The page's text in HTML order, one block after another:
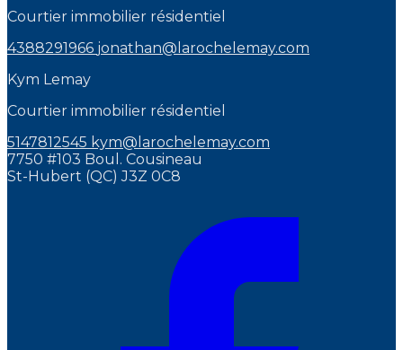
Courtier immobilier résidentiel
4388291966 jonathan@larochelemay.com
Kym Lemay
Courtier immobilier résidentiel
5147812545 kym@larochelemay.com
7750 #103 Boul. Cousineau
St-Hubert (QC) J3Z 0C8